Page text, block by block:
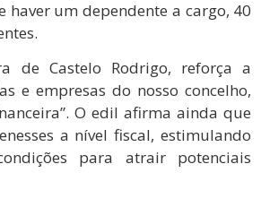
um dependente a cargo, 40
de Castelo Rodrigo, reforça a
e empresas do nosso concelho,
O edil afirma ainda que
a nível fiscal, estimulando
para atrair potenciais